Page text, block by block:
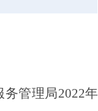
管理局2022年